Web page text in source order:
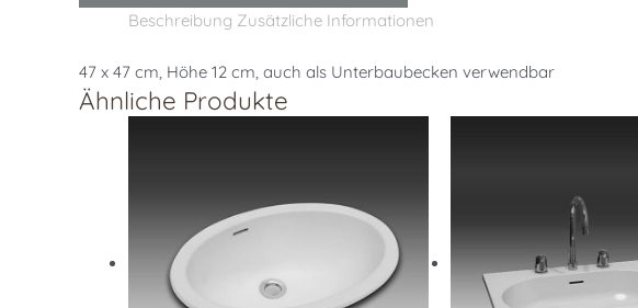
Beschreibung Zusätzliche Informationen
47 x 47 cm, Höhe 12 cm, auch als Unterbaubecken verwendbar
Ähnliche Produkte